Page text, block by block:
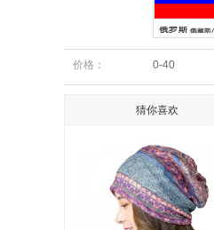
俄罗斯
价格： 0-40
猜你喜欢